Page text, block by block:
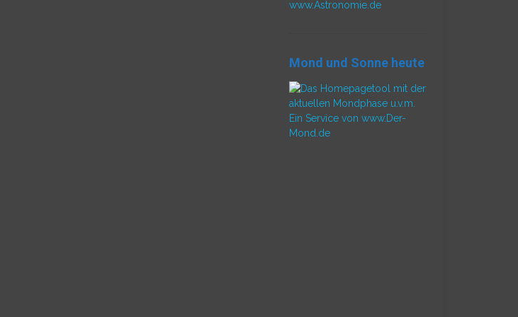
www.Astronomie.de
Mond und Sonne heute
Ein Service von www.Der-
Mond.de